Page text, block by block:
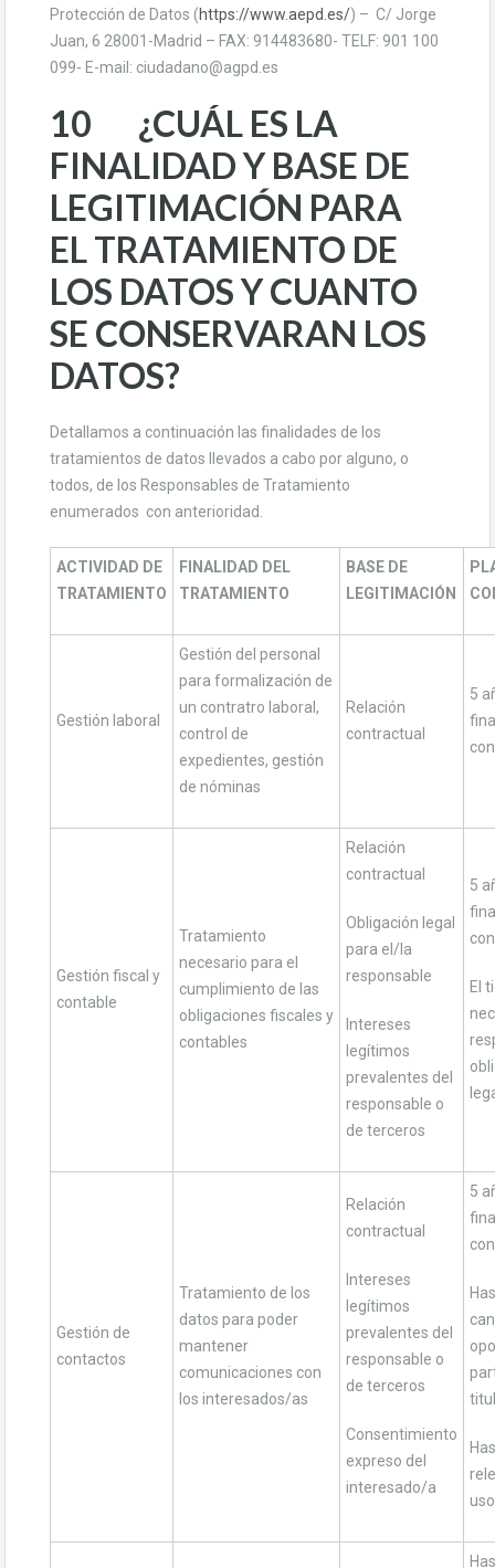
Protección de Datos (https://www.aepd.es/) – C/ Jorge
Juan, 6 28001-Madrid – FAX: 914483680- TELF: 901 100
099- E-mail: ciudadano@agpd.es
10 ¿CUÁL ES LA
FINALIDAD Y BASE DE
LEGITIMACIÓN PARA
EL TRATAMIENTO DE
LOS DATOS Y CUANTO
SE CONSERVARAN LOS
DATOS?
Detallamos a continuación las finalidades de los
tratamientos de datos llevados a cabo por alguno, o
todos, de los Responsables de Tratamiento
enumerados con anterioridad.
ACTIVIDAD DE
TRATAMIENTO
FINALIDAD DEL
TRATAMIENTO
BASE DE
LEGITIMACIÓN
Gestión laboral
Gestión del personal
para formalización de
un contratro laboral,
control de
expedientes, gestión
de nóminas
Relación
contractual
5
Gestión fiscal y
contable
Tratamiento
necesario para el
cumplimiento de las
obligaciones fiscales y
contables
Relación
contractual
Obligación legal
para el/la
responsable
Intereses
legítimos
prevalentes del
responsable o
de terceros
5
El
Gestión de
contactos
Tratamiento de los
datos para poder
mantener
comunicaciones con
los interesados/as
Relación
contractual
Intereses
legítimos
prevalentes del
responsable o
de terceros
Consentimiento
expreso del
interesado/a
5
uso